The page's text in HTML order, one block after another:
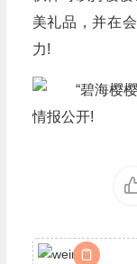
美礼品，并在
力!